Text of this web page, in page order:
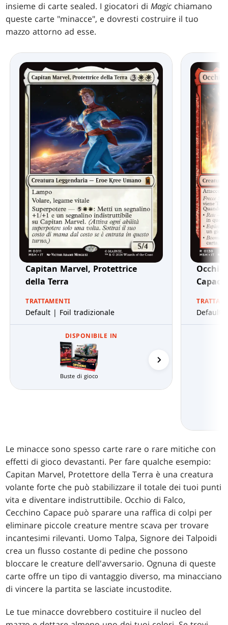
insieme di carte sealed. I giocatori diMagic chiamano
queste carte "minacce", e dovresti costruire il tuo
mazzo attorno ad esse.
Capitan Marvel, Protettrice
della Terra
TRATTAMENTI
Default | Foil tradizionale
DISPONIBILE IN
Buste di gioco
Occhio
Capace
Default
Le minacce sono spesso carte rare o rare mitiche con
effetti di gioco devastanti. Per fare qualche esempio:
Capitan Marvel, Protettore della Terra è una creatura
volante forte che può stabilizzare il totale dei tuoi punti
vita e diventare indistruttibile. Occhio di Falco,
Cecchino Capace può sparare una raffica di colpi per
eliminare piccole creature mentre scava per trovare
incantesimi rilevanti. Uomo Talpa, Signore dei Talpoidi
crea un flusso costante di pedine che possono
bloccare le creature dell'avversario. Ognuna di queste
carte offre un tipo di vantaggio diverso, ma minacciano
di vincere la partita se lasciate incustodite.
Le tue minacce dovrebbero costituire il nucleo del